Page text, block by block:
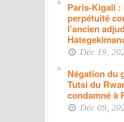
Paris-Kigali
perpétuité
l’ancien
Déc 19,
Négation du
Tutsi du
condamné à
Déc 09,